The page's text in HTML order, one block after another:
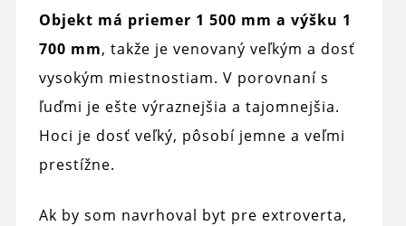
Objekt má priemer 1 500 mm a výšku 1
700 mm, takže je venovaný veľkým a dosť
vysokým miestnostiam. V porovnaní s
ľuďmi je ešte výraznejšia a tajomnejšia.
Hoci je dosť veľký, pôsobí jemne a veľmi
prestížne.
Ak by som navrhoval byt pre extroverta,